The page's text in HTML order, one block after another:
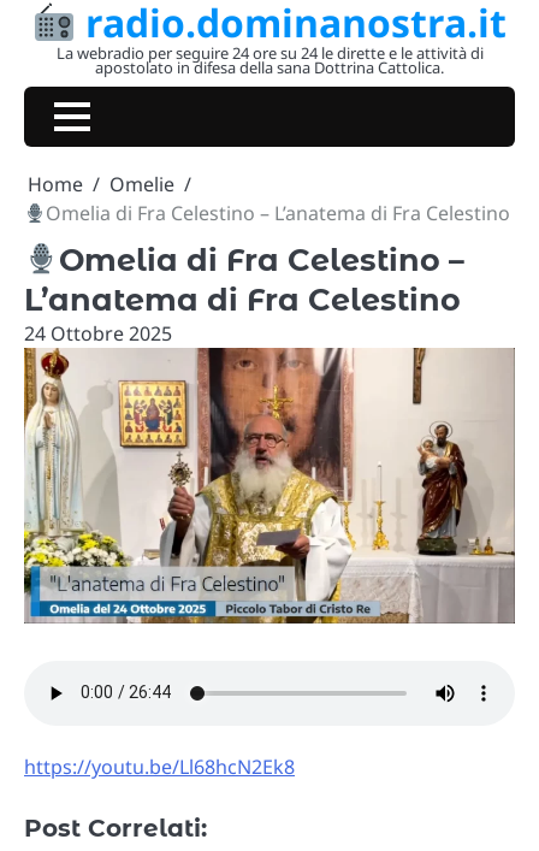
Skip
radio.dominanostra.it
La webradio per seguire 24 ore su 24 le dirette e le attività di
apostolato in difesa della sana Dottrina Cattolica.
Home
Omelie
Omelia di Fra Celestino – L’anatema di Fra Celestino
Omelia di Fra Celestino –
L’anatema di Fra Celestino
24 Ottobre 2025
https://youtu.be/Ll68hcN2Ek8
Post Correlati: